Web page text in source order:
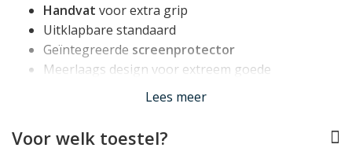
Handvat voor extra grip
Uitklapbare standaard
Geïntegreerde screenprotector
Meerlaags design voor extreem goede
Klepjes om vocht en stof buiten te houden
Inclusief schouderband
Lees meer
Voor welk toestel?